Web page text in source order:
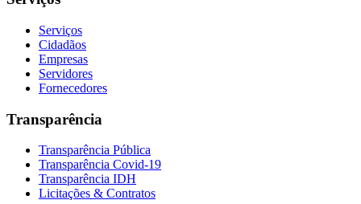
Serviços
Cidadãos
Empresas
Servidores
Fornecedores
Transparência
Transparência Pública
Transparência Covid-19
Transparência IDH
Licitações & Contratos